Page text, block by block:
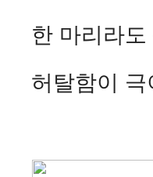
한 마리라
허탈함이